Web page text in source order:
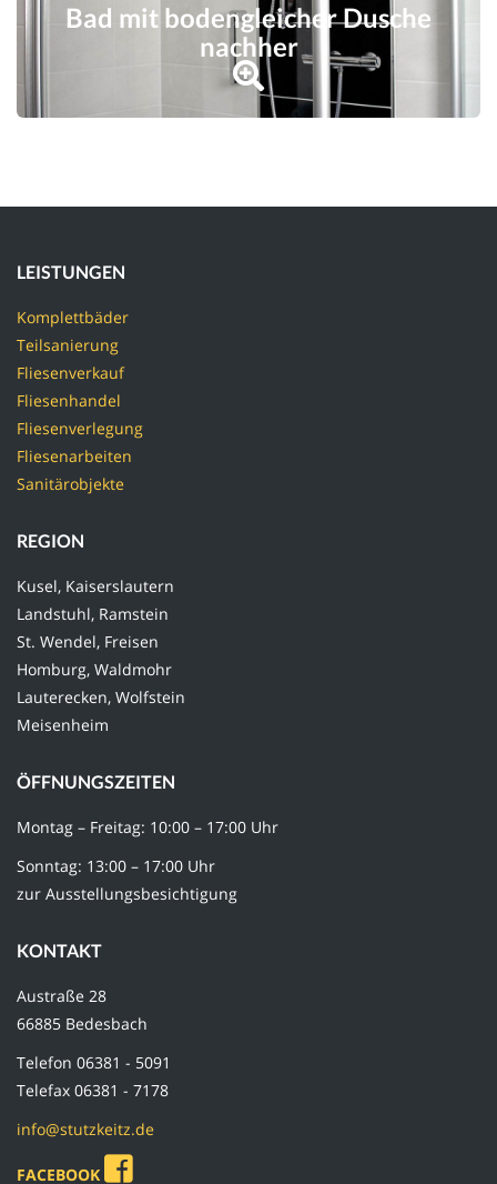
Bad mit bodengleicher Dusche
nachher
LEISTUNGEN
Komplettbäder
Teilsanierung
Fliesenverkauf
Fliesenhandel
Fliesenverlegung
Fliesenarbeiten
Sanitärobjekte
REGION
Kusel, Kaiserslautern
Landstuhl, Ramstein
St. Wendel, Freisen
Homburg, Waldmohr
Lauterecken, Wolfstein
Meisenheim
ÖFFNUNGSZEITEN
Montag – Freitag: 10:00 – 17:00 Uhr
Sonntag: 13:00 – 17:00 Uhr
zur Ausstellungsbesichtigung
KONTAKT
Austraße 28
66885 Bedesbach
Telefon 06381 - 5091
Telefax 06381 - 7178
info@stutzkeitz.de
FACEBOOK